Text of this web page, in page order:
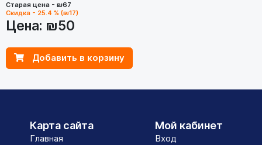
Старая цена - ₪67
Скидка - 25.4 % (₪17)
Цена: ₪50
Добавить в корзину
Карта сайта
Главная
Мой кабинет
Вход